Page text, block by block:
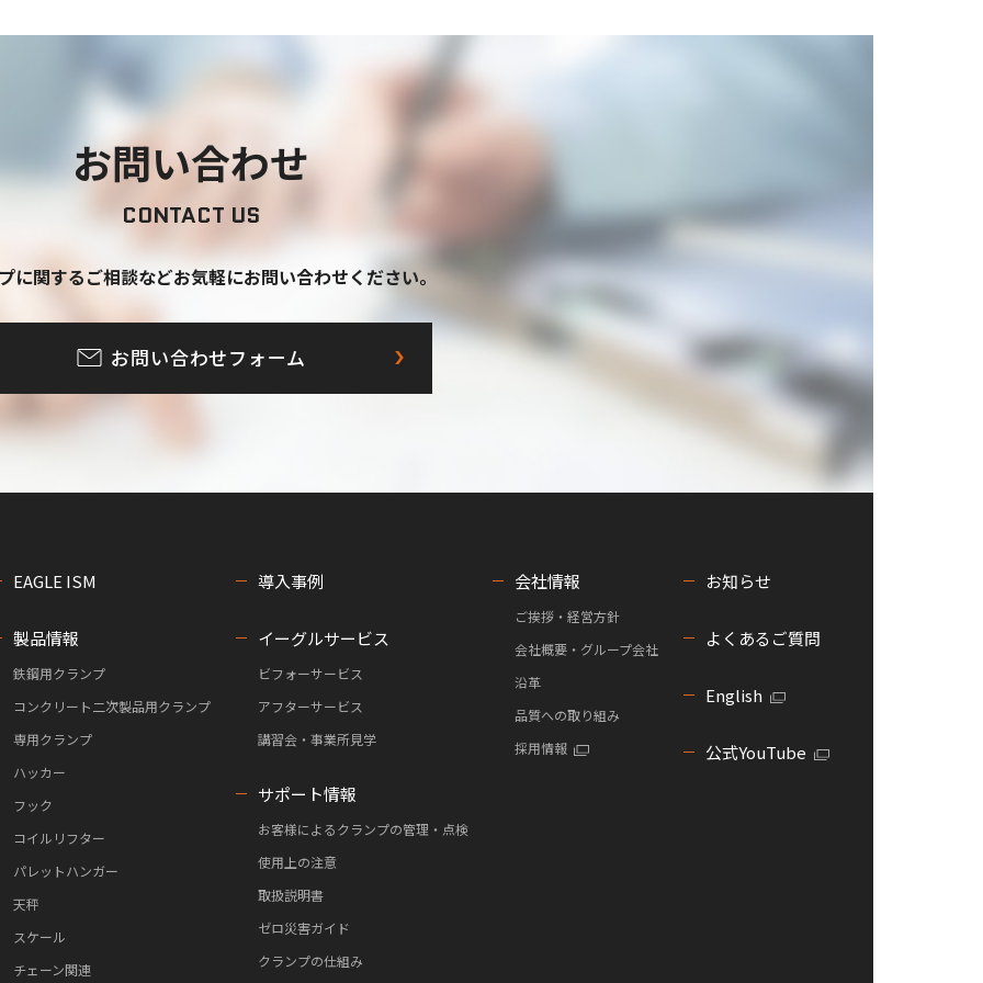
お問い合わせ
CONTACT US
に関するご相談などお気軽にお問い合わせください。
お問い合わせフォーム
EAGLE ISM
製品情報
鉄鋼用クランプ
コンクリート二次製品用クランプ
専用クランプ
ハッカー
フック
コイルリフター
パレットハンガー
天秤
スケール
チェーン関連
導入事例
イーグルサービス
ビフォーサービス
アフターサービス
講習会・事業所見学
サポート情報
お客様によるクランプの管理・点検
使用上の注意
取扱説明書
ゼロ災害ガイド
クランプの仕組み
会社情報
ご挨拶・経営方針
会社概要・グループ会社
沿革
品質への取り組み
採用情報
お知らせ
よくあるご質問
English
公式YouTube